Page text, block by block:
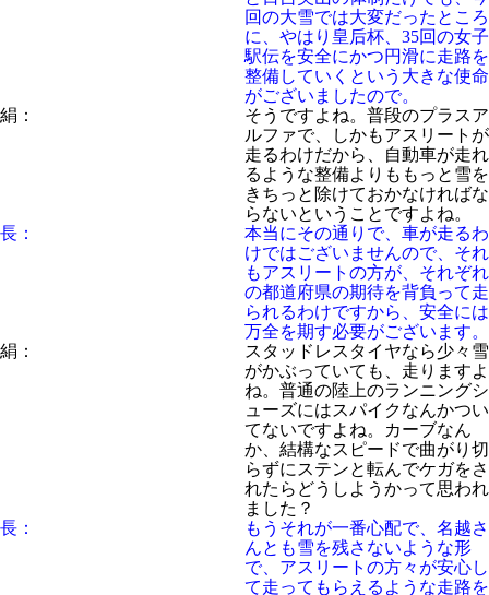
回の大雪では大変だったところ
に、やはり皇后杯、35回の女子
駅伝を安全にかつ円滑に走路を
整備していくという大きな使命
がございましたので。
絹：
そうですよね。普段のプラスア
ルファで、しかもアスリートが
走るわけだから、自動車が走れ
るような整備よりももっと雪を
きちっと除けておかなければな
らないということですよね。
長：
本当にその通りで、車が走るわ
けではございませんので、それ
もアスリートの方が、それぞれ
の都道府県の期待を背負って走
られるわけですから、安全には
万全を期す必要がございます。
絹：
スタッドレスタイヤなら少々雪
がかぶっていても、走りますよ
ね。普通の陸上のランニングシ
ューズにはスパイクなんかつい
てないですよね。カーブなん
か、結構なスピードで曲がり切
らずにステンと転んでケガをさ
れたらどうしようかって思われ
ました？
長：
もうそれが一番心配で、名越さ
んとも雪を残さないような形
で、アスリートの方々が安心し
て走ってもらえるような走路を